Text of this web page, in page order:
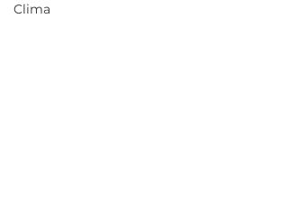
Clima